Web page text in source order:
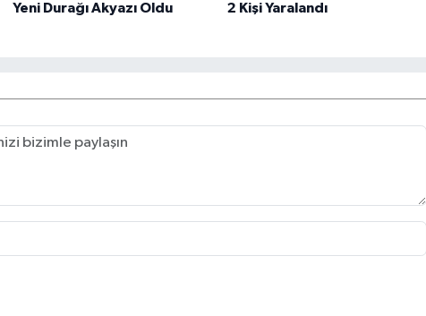
Yeni Durağı Akyazı Oldu
2 Kişi Yaralandı